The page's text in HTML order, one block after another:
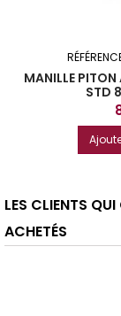
MANILLE PITON
STD
LES CLIENTS
ACHETÉS